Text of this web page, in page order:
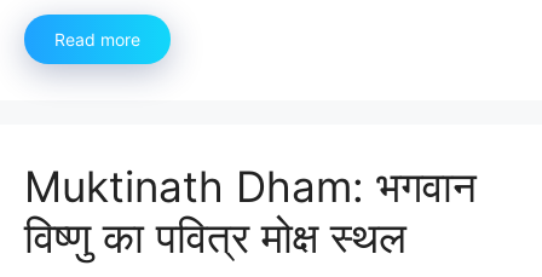
Read more
Muktinath Dham: भगवान
विष्णु का पवित्र मोक्ष स्थल